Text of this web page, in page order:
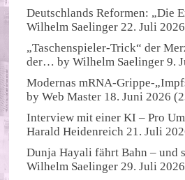
Deutschlands Reformen: „Die
Wilhelm Saelinger 22. Juli 2026
„Taschenspieler-Trick“ der
der… byWilhelm Saelinger 9.
Modernas mRNA-Grippe-
byWeb Master 18. Juni 2026
Interview mit einer KI – Pro
Harald Heidenreich 21. Juli
Dunja Hayali fährt Bahn – und
Wilhelm Saelinger 29. Juli 2026